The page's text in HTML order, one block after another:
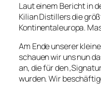
Laut einem Bericht in
Kilian Distillers die
Kontinentaleuropa.
Am Ende unserer
schauen wir uns nun
an, die für den
wurden. Wir